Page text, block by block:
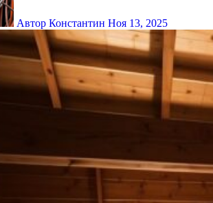
Автор Константин Ноя 13, 2025